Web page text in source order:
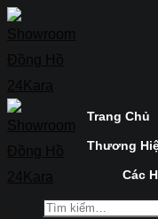
Trang Chủ
Thương
Các